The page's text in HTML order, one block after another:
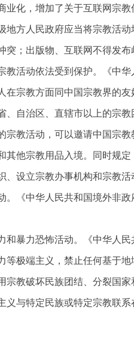
业化，增加了关于互联网宗
地方人民政府应当将宗教活
突；出版物、互联网不得发布
教活动依法受到保护。《中
在宗教方面同中国宗教界的
、自治区、直辖市以上的宗
宗教活动，可以邀请中国宗
其他宗教用品入境。同时规
、设立宗教办事机构和宗教
。《中华人民共和国境外非
和暴力恐怖活动。《中华人
等极端主义，禁止任何基于
宗教破坏民族团结、分裂国
义与特定民族或特定宗教联系